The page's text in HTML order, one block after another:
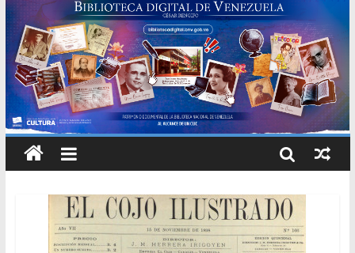
Una Parálisis [material gráfico]
Modesta Bor Sánchez [material gráfico]
Gaceta Oficial de la República de Venezuela año CXXXIII Mes V,
Caracas 09 de marzo de 2006 N° 38.394